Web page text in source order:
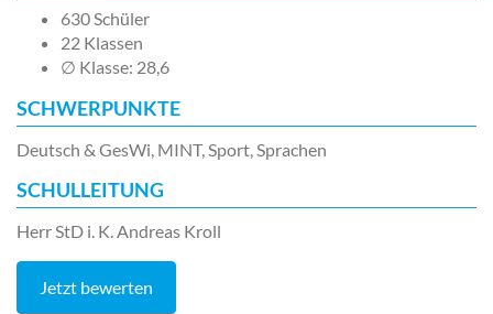
630 Schüler
22 Klassen
∅ Klasse: 28,6
SCHWERPUNKTE
Deutsch & GesWi, MINT, Sport, Sprachen
SCHULLEITUNG
Herr StD i. K. Andreas Kroll
Jetzt bewerten